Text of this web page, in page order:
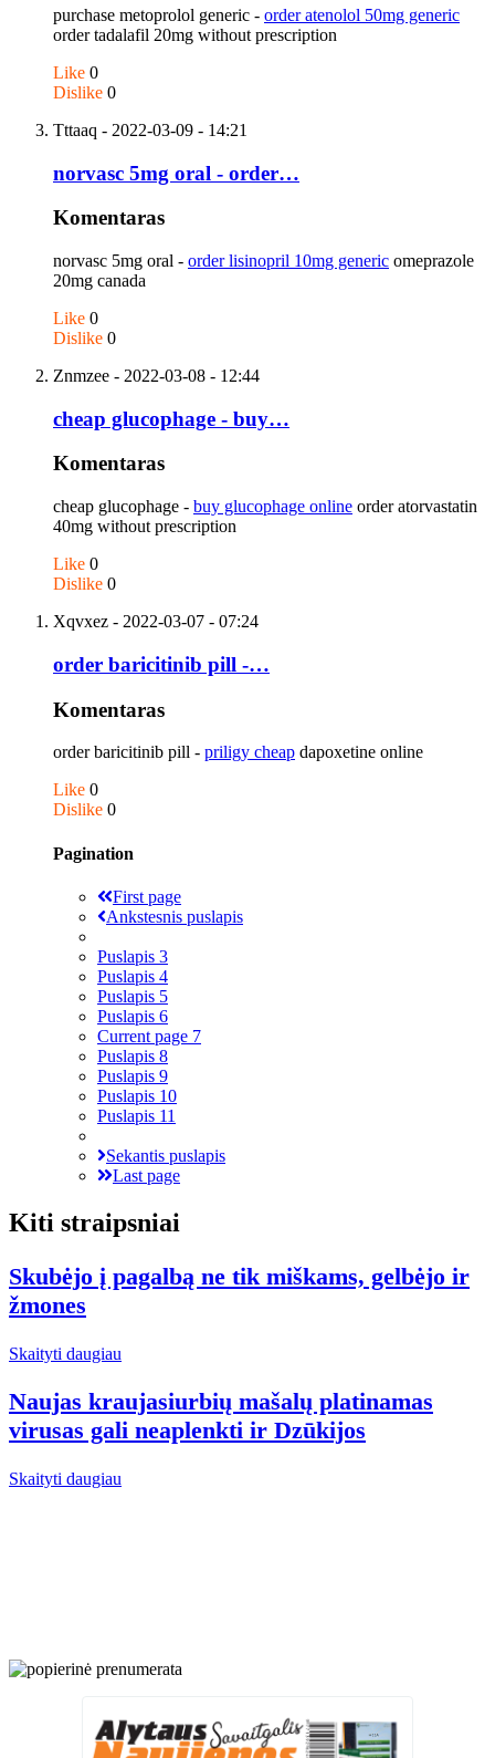
purchase metoprolol generic - order atenolol 50mg generic
order tadalafil 20mg without prescription
Like 0
Dislike 0
Tttaaq - 2022-03-09 - 14:21
norvasc 5mg oral - order…
Komentaras
norvasc 5mg oral - order lisinopril 10mg generic omeprazole
20mg canada
Like 0
Dislike 0
Znmzee - 2022-03-08 - 12:44
cheap glucophage - buy…
Komentaras
cheap glucophage - buy glucophage online order atorvastatin
40mg without prescription
Like 0
Dislike 0
Xqvxez - 2022-03-07 - 07:24
order baricitinib pill -…
Komentaras
order baricitinib pill - priligy cheap dapoxetine online
Like 0
Dislike 0
Pagination
First page
Ankstesnis puslapis
Puslapis 3
Puslapis 4
Puslapis 5
Puslapis 6
Current page 7
Puslapis 8
Puslapis 9
Puslapis 10
Puslapis 11
Sekantis puslapis
Last page
Kiti straipsniai
Skubėjo į pagalbą ne tik miškams, gelbėjo ir
žmones
Skaityti daugiau
Naujas kraujasiurbių mašalų platinamas
virusas gali neaplenkti ir Dzūkijos
Skaityti daugiau